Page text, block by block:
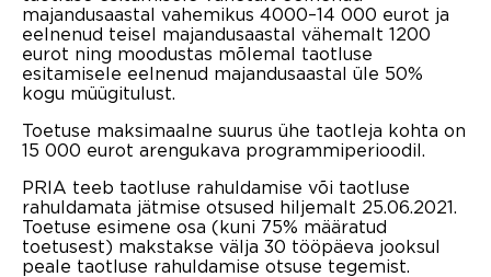
majandusaastal vahemikus 4000–14 000 eurot ja
eelnenud teisel majandusaastal vähemalt 1200
eurot ning moodustas mõlemal taotluse
esitamisele eelnenud majandusaastal üle 50%
kogu müügitulust.
Toetuse maksimaalne suurus ühe taotleja kohta on
15 000 eurot arengukava programmiperioodil.
PRIA teeb taotluse rahuldamise või taotluse
rahuldamata jätmise otsused hiljemalt 25.06.2021.
Toetuse esimene osa (kuni 75% määratud
toetusest) makstakse välja 30 tööpäeva jooksul
peale taotluse rahuldamise otsuse tegemist.